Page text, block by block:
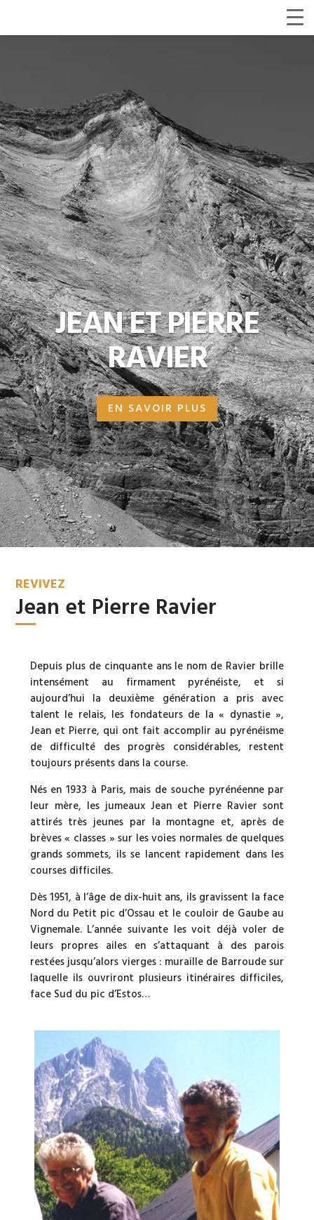
JEAN ET PIERRE
RAVIER
EN SAVOIR PLUS
REVIVEZ
Jean et Pierre Ravier
Depuis plus de cinquante ans le nom de Ravier brille
intensément au firmament pyrénéiste, et si
aujourd’hui la deuxième génération a pris avec
talent le relais, les fondateurs de la « dynastie »,
Jean et Pierre, qui ont fait accomplir au pyrénéisme
de difficulté des progrès considérables, restent
toujours présents dans la course.
Nés en 1933 à Paris, mais de souche pyrénéenne par
leur mère, les jumeaux Jean et Pierre Ravier sont
attirés très jeunes par la montagne et, après de
brèves « classes » sur les voies normales de quelques
grands sommets, ils se lancent rapidement dans les
courses difficiles.
Dès 1951, à l’âge de dix-huit ans, ils gravissent la face
Nord du Petit pic d’Ossau et le couloir de Gaube au
Vignemale. L’année suivante les voit déjà voler de
leurs propres ailes en s’attaquant à des parois
restées jusqu’alors vierges : muraille de Barroude sur
laquelle ils ouvriront plusieurs itinéraires difficiles,
face Sud du pic d’Estos…